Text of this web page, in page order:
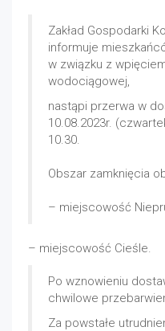
Zakład Gospodarki
informuje
w związku z
wodociągowej,
nastąpi przerwa w
10.08.2023r.
10.30.
Obszar zamknięcia
– miejscowość
– miejscowość Cieśle.
Po wznowieniu
chwilowe
Za powstałe